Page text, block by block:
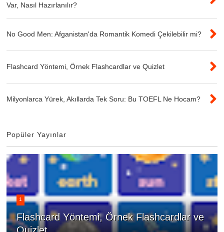
Var, Nasıl Hazırlanılır?
No Good Men: Afganistan'da Romantik Komedi Çekilebilir mi?
Flashcard Yöntemi, Örnek Flashcardlar ve Quizlet
Milyonlarca Yürek, Akıllarda Tek Soru: Bu TOEFL Ne Hocam?
Popüler Yayınlar
1
Flashcard Yöntemi, Örnek Flashcardlar ve